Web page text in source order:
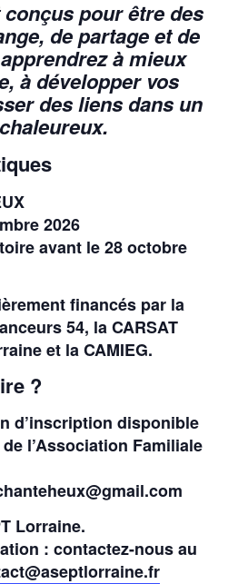
pour être des
de partage et de
à mieux
à développer vos
des liens dans un
2026
avant le 28 octobre
financés par la
54, laCARSAT
et laCAMIEG.
?
d’inscription disponible
l’Association Familiale
Lorraine.
: contactez-nous au